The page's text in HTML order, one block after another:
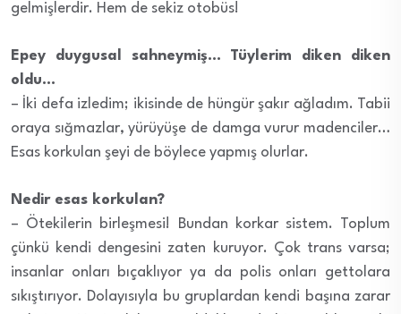
gelmişlerdir. Hem de sekiz otobüs!
Epey duygusal sahneymiş… Tüylerim diken diken
oldu…
– İki defa izledim; ikisinde de hüngür şakır ağladım. Tabii
oraya sığmazlar, yürüyüşe de damga vurur madenciler…
Esas korkulan şeyi de böylece yapmış olurlar.
Nedir esas korkulan?
– Ötekilerin birleşmesi! Bundan korkar sistem. Toplum
çünkü kendi dengesini zaten kuruyor. Çok trans varsa;
insanlar onları bıçaklıyor ya da polis onları gettolara
sıkıştırıyor. Dolayısıyla bu gruplardan kendi başına zarar